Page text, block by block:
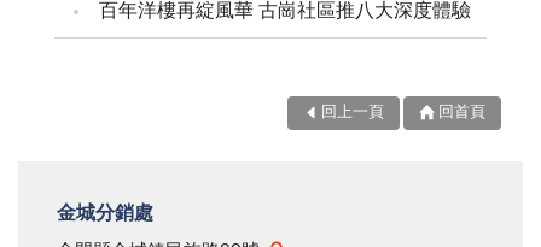
百年洋樓再綻風華 古崗社區推八大深度體驗
回上一頁 回首頁
金城分銷處